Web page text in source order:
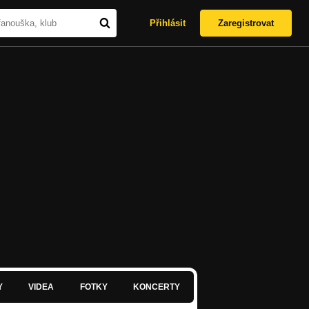
Přihlásit Zaregistrovat
VIDEA FOTKY KONCERTY